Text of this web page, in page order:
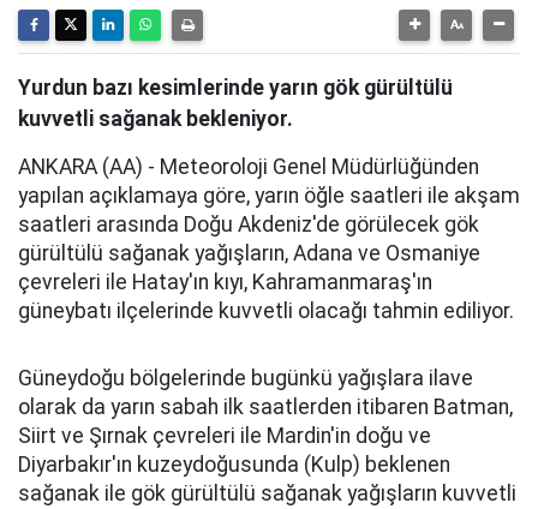
Yurdun bazı kesimlerinde yarın gök gürültülü
kuvvetli sağanak bekleniyor.
ANKARA (AA) - Meteoroloji Genel Müdürlüğünden
yapılan açıklamaya göre, yarın öğle saatleri ile akşam
saatleri arasında Doğu Akdeniz'de görülecek gök
gürültülü sağanak yağışların, Adana ve Osmaniye
çevreleri ile Hatay'ın kıyı, Kahramanmaraş'ın
güneybatı ilçelerinde kuvvetli olacağı tahmin ediliyor.
Güneydoğu bölgelerinde bugünkü yağışlara ilave
olarak da yarın sabah ilk saatlerden itibaren Batman,
Siirt ve Şırnak çevreleri ile Mardin'in doğu ve
Diyarbakır'ın kuzeydoğusunda (Kulp) beklenen
sağanak ile gök gürültülü sağanak yağışların kuvvetli